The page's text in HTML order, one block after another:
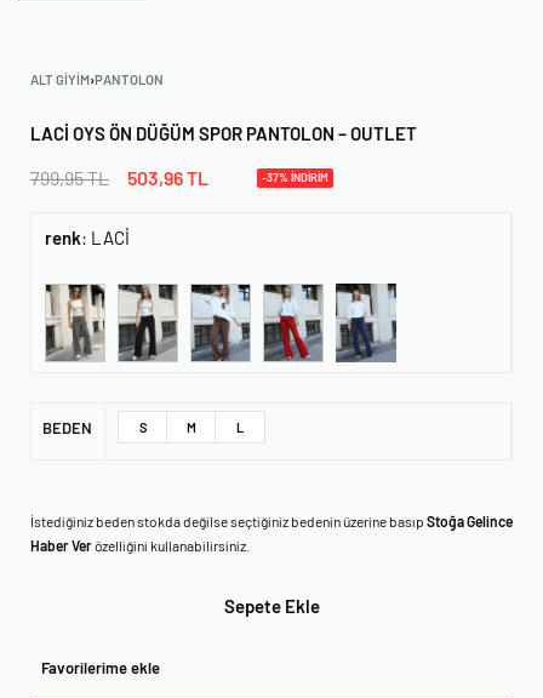
ALT GIYIM›PANTOLON
LACI OYS ÖN DÜĞÜM SPOR PANTOLON – OUTLET
799,95TL 503,96TL -37% İNDİRİM
renk: LACİ
BEDEN S M L
İstediğiniz beden stokda değilse seçtiğiniz bedenin üzerine basıp Stoğa Gelince
Haber Verözelliğini kullanabilirsiniz.
Sepete Ekle
Favorilerime ekle